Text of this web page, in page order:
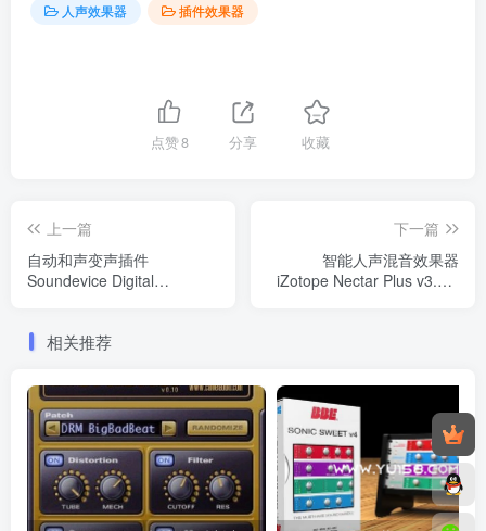
人声效果器 插件效果器
点赞8 分享 收藏
上一篇
自动和声变声插件
Soundevice Digital
下一篇
智能人声混音效果器
iZotope Nectar Plus v3.8.0
相关推荐